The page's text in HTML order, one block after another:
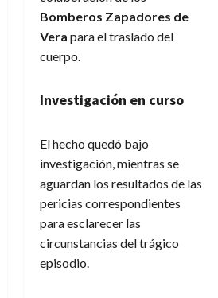
Bomberos Zapadores de
Vera para el traslado del
cuerpo.
Investigación en curso
El hecho quedó bajo
investigación, mientras se
aguardan los resultados de las
pericias correspondientes
para esclarecer las
circunstancias del trágico
episodio.